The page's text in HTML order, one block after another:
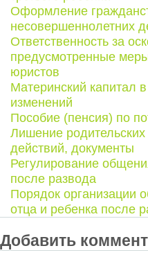
Оформление
несовершеннолетних
Ответственность за
предусмотренные
юристов
Материнский капитал
изменений
Пособие (пенсия) по
Лишение
действий, документы
Регулирование
после развода
Порядок организации
отца и ребенка после
Добавить